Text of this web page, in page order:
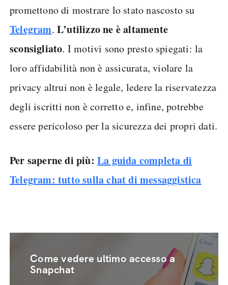
promettono di mostrare lo stato nascosto su
Telegram.L’utilizzo ne è altamente
sconsigliato. I motivi sono presto spiegati: la
loro affidabilità non è assicurata, violare la
privacy altrui non è legale, ledere la riservatezza
degli iscritti non è corretto e, infine, potrebbe
essere pericoloso per la sicurezza dei propri dati.
Per saperne di più: La guida completa di
Telegram: tutto sulla chat di messaggistica
Come vedere ultimo accesso a
Snapchat